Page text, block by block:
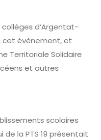
d’Argentat-
cet évènement, et
Territoriale Solidaire
et autres
scolaires
la PTS 19 présentait